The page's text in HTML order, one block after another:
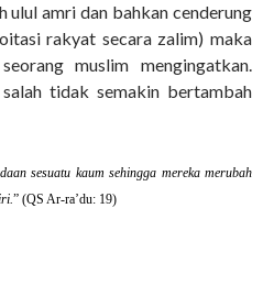
amri dan bahkan cenderung
rakyat secara zalim) maka
muslim mengingatkan.
tidak semakin bertambah
sesuatu kaum sehingga mereka merubah
” (QS Ar-ra’du: 19)